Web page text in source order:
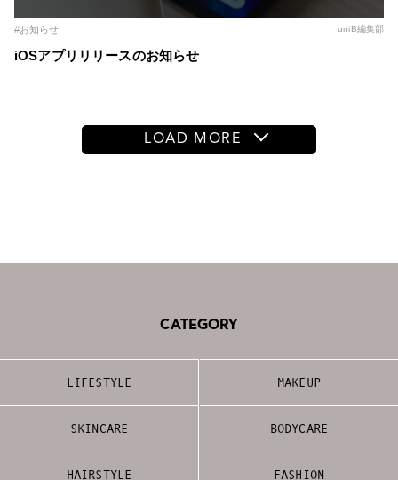
#お知らせ uniB編集部
iOSアプリリリースのお知らせ
LOAD MORE
CATEGORY
LIFESTYLE MAKEUP
SKINCARE BODYCARE
HAIRSTYLE FASHION